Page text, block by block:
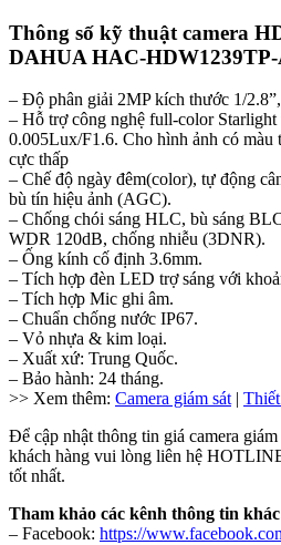
Thông số kỹ thuật camera
DAHUA HAC-
– Độ phân giải 2MP kích thước 1/
– Hỗ trợ công nghệ full-color Starlight
0.005Lux/F1.6. Cho hình ảnh có màu
cực thấp
– Chế độ ngày đêm(color), tự động
bù tín hiệu ảnh (AGC).
– Chống chói sáng HLC, bù sáng
WDR 120dB, chống nhiễu (3DNR).
– Ống kính cố định 3.6mm.
– Tích hợp đèn LED trợ sáng với
– Tích hợp Mic ghi âm.
– Chuẩn chống nước IP67.
– Vỏ nhựa & kim loại.
– Xuất xứ: Trung Quốc.
– Bảo hành: 24 tháng.
>> Xem thêm: Camera giám sát|
Để cập nhật thông tin giá camera
khách hàng vui lòng liên hệ
tốt nhất.
Tham khảo các kênh thông tin
– Facebook: https://